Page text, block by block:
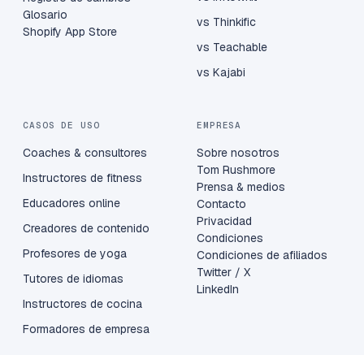
Glosario
Shopify App Store
vs Thinkific
vs Teachable
vs Kajabi
CASOS DE USO
Coaches & consultores
Instructores de fitness
Educadores online
Creadores de contenido
Profesores de yoga
Tutores de idiomas
Instructores de cocina
Formadores de empresa
EMPRESA
Sobre nosotros
Tom Rushmore
Prensa & medios
Contacto
Privacidad
Condiciones
Condiciones de afiliados
Twitter / X
LinkedIn